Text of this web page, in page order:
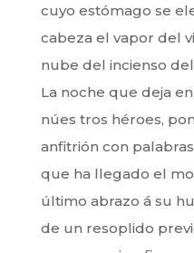
cuyo estómago se
cabeza el vapor del
nube del incienso
La noche que deja
núes tros héroes,
anfitrión con
que ha llegado el
último abrazo á su
de un resoplido